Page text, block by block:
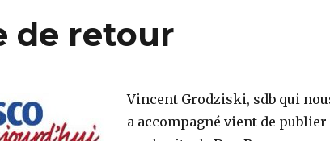
de retour
Vincent Grodziski, sdb qui
a accompagné vient de publier